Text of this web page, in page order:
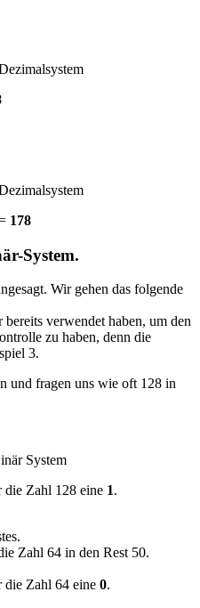
178
System.
Wir gehen das folgende
verwendet haben, um den
zu haben, denn die
3.
und fragen uns wie oft 128 in
Zahl 128 eine 1.
Zahl 64 in den Rest 50.
die Zahl 64 eine 0.